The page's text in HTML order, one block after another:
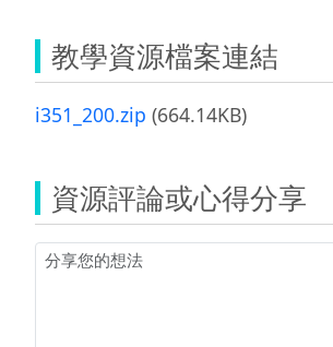
教學資源檔案連結
i351_200.zip (664.14KB)
資源評論或心得分享